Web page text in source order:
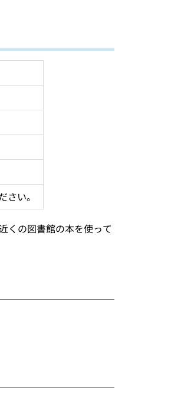
い。
くの図書館の本を使って